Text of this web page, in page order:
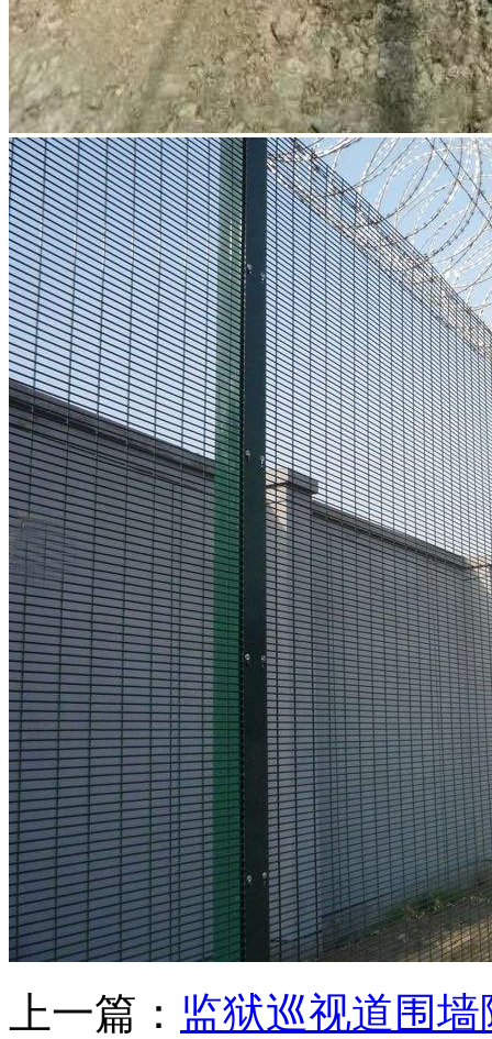
上一篇： 监狱巡视道围